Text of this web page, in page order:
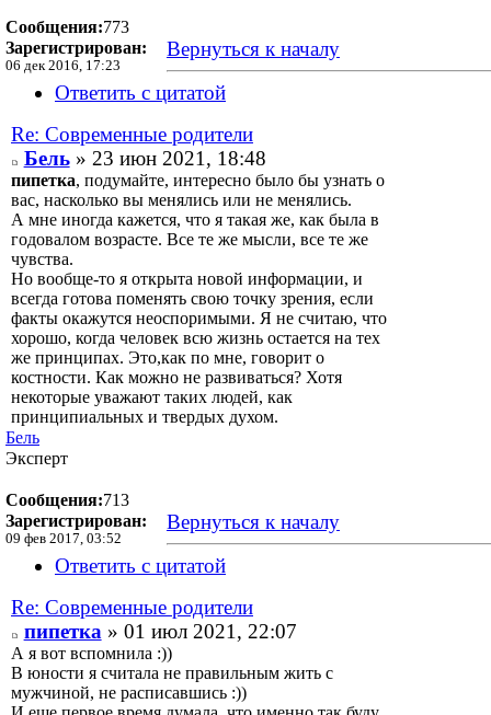
Сообщения:773
Зарегистрирован:
06 дек 2016, 17:23
Вернуться к началу
Ответить с цитатой
Re: Современные родители
Бель» 23 июн 2021, 18:48
пипетка, подумайте, интересно было бы узнать о
вас, насколько вы менялись или не менялись.
А мне иногда кажется, что я такая же, как была в
годовалом возрасте. Все те же мысли, все те же
чувства.
Но вообще-то я открыта новой информации, и
всегда готова поменять свою точку зрения, если
факты окажутся неоспоримыми. Я не считаю, что
хорошо, когда человек всю жизнь остается на тех
же принципах. Это,как по мне, говорит о
костности. Как можно не развиваться? Хотя
некоторые уважают таких людей, как
принципиальных и твердых духом.
Бель
Эксперт
Сообщения:713
Зарегистрирован:
09 фев 2017, 03:52
Вернуться к началу
Ответить с цитатой
Re: Современные родители
пипетка » 01 июл 2021, 22:07
А я вот вспомнила :))
В юности я считала не правильным жить с
мужчиной, не расписавшись :))